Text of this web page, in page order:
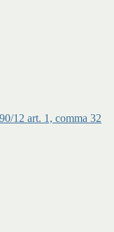
12 art. 1, comma 32